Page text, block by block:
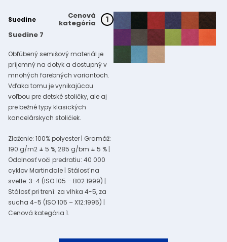
Suedine Cenová
kategória 1
Suedine 7
Obľúbený semišový materiál je
príjemný na dotyk a dostupný v
mnohých farebných variantoch.
Vďaka tomu je vynikajúcou
voľbou pre detské stoličky, ale aj
pre bežné typy klasických
kancelárskych stoličiek.
Zloženie: 100% polyester | Gramáž:
190 g/m2 ± 5 %, 285 g/bm ± 5 % |
Odolnosť voči predratiu: 40 000
cyklov Martindale | Stálosť na
svetle: 3-4 (ISO 105 – B02:1999) |
Stálosť pri trení: za vlhka 4-5, za
sucha 4-5 (ISO 105 – X12:1995) |
Cenová kategória 1.